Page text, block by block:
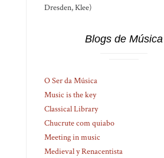
Dresden, Klee)
Blogs de Música
O Ser da Música
Music is the key
Classical Library
Chucrute com quiabo
Meeting in music
Medieval y Renacentista